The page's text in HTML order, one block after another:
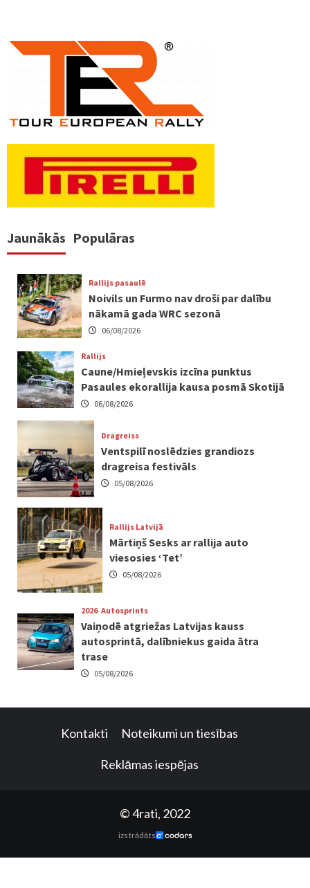
Jaunākās Populāras
Rallijs pasaulē
Noivils un Furmo nav droši par dalību
nākamā gada WRC sezonā
06/08/2026
Rallijs
Caune/Hmieļevskis izcīna punktus
Pasaules ekorallija kausa posmā Skotijā
06/08/2026
Dragreiss
Ventspilī noslēdzies grandiozs
dragreisa festivāls
05/08/2026
Rallijs Latvijā
Mārtiņš Sesks ar rallija auto
viesosies ‘Tet’
05/08/2026
2026 Autosprints
Vaiņodē atgriežas Latvijas kauss
autosprintā, dalībniekus gaida ātra
trase
05/08/2026
Kontakti Noteikumi un tiesības
Reklāmas iespējas
© 4rati, 2022
izstrādāts